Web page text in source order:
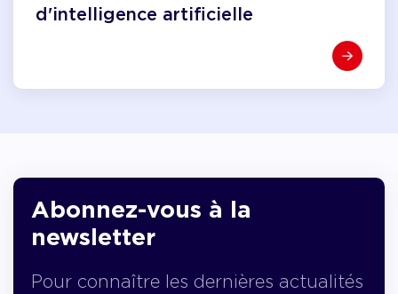
d'intelligence artificielle
Abonnez-vous à la
newsletter
Pour connaître les dernières actualités